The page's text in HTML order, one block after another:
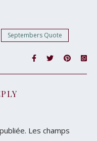
Septembers Quote
Les champs